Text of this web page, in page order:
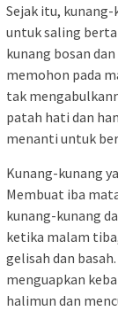
Sejak itu,
untuk saling
kunang bosan
memohon pada
tak
patah hati dan
menanti untuk
Kunang-kunang
Membuat iba
kunang-kunang
ketika malam
gelisah dan
menguapkan
halimun dan